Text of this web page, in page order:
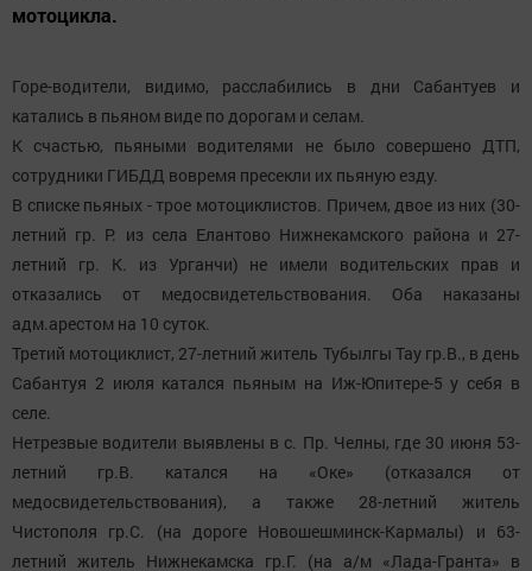
мотоцикла.
Горе-водители, видимо, расслабились в дни Сабантуев и
катались в пьяном виде по дорогам и селам.
К счастью, пьяными водителями не было совершено ДТП,
сотрудники ГИБДД вовремя пресекли их пьяную езду.
В списке пьяных - трое мотоциклистов. Причем, двое из них (30-
летний гр. Р. из села Елантово Нижнекамского района и 27-
летний гр. К. из Урганчи) не имели водительских прав и
отказались от медосвидетельствования. Оба наказаны
адм.арестом на 10 суток.
Третий мотоциклист, 27-летний житель Тубылгы Тау гр.В., в день
Сабантуя 2 июля катался пьяным на Иж-Юпитере-5 у себя в
селе.
Нетрезвые водители выявлены в с. Пр. Челны, где 30 июня 53-
летний гр.В. катался на «Оке» (отказался от
медосвидетельствования), а также 28-летний житель
Чистополя гр.С. (на дороге Новошешминск-Кармалы) и 63-
летний житель Нижнекамска гр.Г. (на а/м «Лада-Гранта» в